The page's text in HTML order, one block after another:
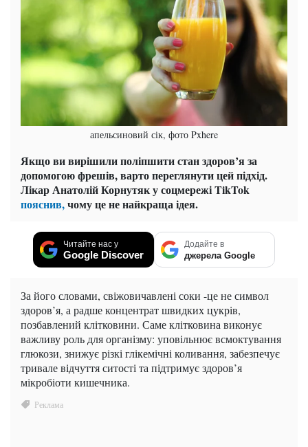
апельсиновий сік, фото Pxhere
Якщо ви вирішили поліпшити стан здоров’я за
допомогою фрешів, варто переглянути цей підхід.
Лікар Анатолій Корнутяк у соцмережі TikTok
пояснив,чому це не найкраща ідея.
Читайте нас у
Google Discover
Додайте в
джерела Google
За його словами, свіжовичавлені соки -це не символ
здоров’я, а радше концентрат швидких цукрів,
позбавлений клітковини. Саме клітковина виконує
важливу роль для організму: уповільнює всмоктування
глюкози, знижує різкі глікемічні коливання, забезпечує
тривале відчуття ситості та підтримує здоров’я
мікробіоти кишечника.